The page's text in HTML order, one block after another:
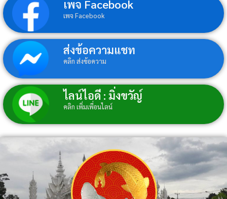
เพจ Facebook
เพจ Facebook
ส่งข้อความแชท
คลิก ส่งข้อความ
ไลน์ไอดี : มิ่งขวัญ์
คลิก เพิ่มเพื่อนไลน์